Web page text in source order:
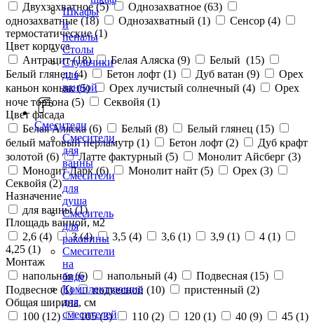
Шкафы
и
пеналы
Столы
Стульчики
для
ванной
Смесители
Смесители
для
ванны
Смесители
для
душа
Смеситель
для
раковины
Смесители
на
биде
Комплектующие
для
смесителей
Двухзахватное (5) Однозахватное (63)
однозахватные (18) Однозахватный (1) Сенсор (4)
термостатические (1)
Цвет корпуса
Антрацит (18) Белая Аляска (9) Белый (15)
Белый глянец (4) Бетон лофт (1) Дуб ватан (9)
Орех
каньон коньяк (5) Орех лучистый солнечный (4)
Орех
ноче тортона (5) Секвойя (1)
Цвет фасада
Белая Аляска (6) Белый (8) Белый глянец (15)
белый матовый перламутр (1) Бетон лофт (2)
Дуб крафт
золотой (6) Латте фактурный (5) Монолит Айсберг (3)
Монолит Дарк (6) Монолит найт (5) Орех (3)
Секвойя (2)
Назначение
для ванны (1)
Площадь ванной, м2
2,6 (4) 3 (4) 3,5 (4) 3,6 (1) 3,9 (1) 4 (1)
4,25 (1)
Монтаж
напольная (6) напольный (4) Подвесная (15)
Подвесное (1) подвесной (10) пристенный (2)
Общая ширина, см
100 (12) 105 (3) 110 (2) 120 (1) 40 (9) 45 (1)